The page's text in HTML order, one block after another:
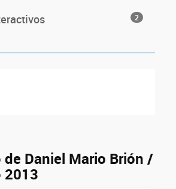
2
Daniel Mario Brión /
2013